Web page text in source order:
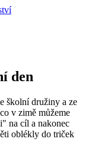
den
školní družiny a ze
v zimě můžeme
na cíl a nakonec
oblékly do triček